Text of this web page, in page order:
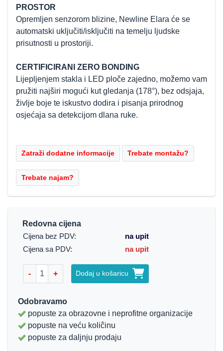
PROSTOR
Opremljen senzorom blizine, Newline Elara će se
automatski uključiti/isključiti na temelju ljudske
prisutnosti u prostoriji.
CERTIFICIRANI ZERO BONDING
Lijepljenjem stakla i LED ploče zajedno, možemo vam
pružiti najširi mogući kut gledanja (178°), bez odsjaja,
življe boje te iskustvo dodira i pisanja prirodnog
osjećaja sa detekcijom dlana ruke.
Redovna cijena
Cijena bez PDV:
na upit
Cijena sa PDV:
na upit
- + Dodaj u košaricu
Odobravamo
popuste za obrazovne i neprofitne organizacije
popuste na veću koliĉinu
popuste za daljnju prodaju